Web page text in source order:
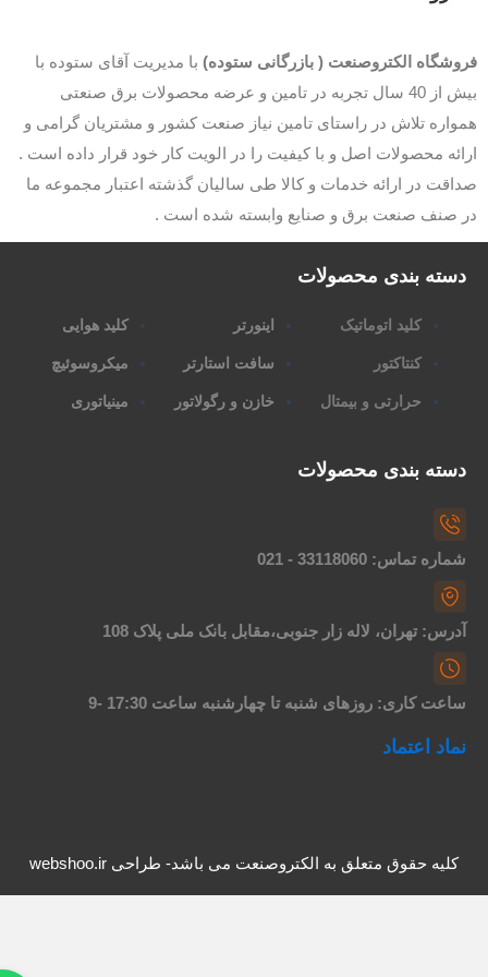
الکتروصنعت ( بازرگانی ستوده)با مدیریت آقای ستوده با
بیش از 40 سال تجربه در تامین و عرضه محصولات برق صنعتی
تلاش در راستای تامین نیاز صنعت کشور و مشتریان گرامی و
محصولات اصل و با کیفیت را در الویت کار خود قرار داده است .
در ارائه خدمات و کالا طی سالیان گذشته اعتبار مجموعه ما
صنف صنعت برق و صنایع وابسته شده است .
بندی محصولات
کلید اتوماتیک
کنتاکتور
حرارتی و بیمتال
اینورتر
سافت استارتر
خازن و رگولاتور
کلید هوایی
میکروسوئیچ
مینیاتوری
بندی محصولات
تماس: 33118060 - 021
تهران، لاله زار جنوبی،مقابل بانک ملی پلاک 108
کاری: روزهای شنبه تا چهارشنبه ساعت 17:30 -9
اعتماد
کلیه حقوق متعلق به الکتروصنعت می باشد- طراحی webshoo.ir